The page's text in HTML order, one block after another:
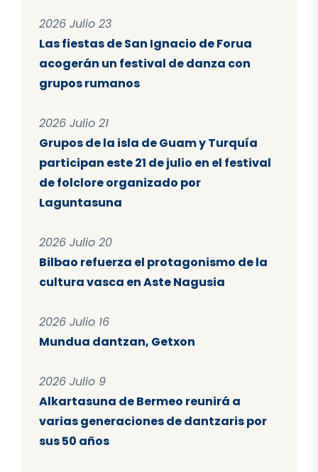
2026 Julio 23
Las fiestas de San Ignacio de Forua
acogerán un festival de danza con
grupos rumanos
2026 Julio 21
Grupos de la isla de Guam y Turquía
participan este 21 de julio en el festival
de folclore organizado por
Laguntasuna
2026 Julio 20
Bilbao refuerza el protagonismo de la
cultura vasca en Aste Nagusia
2026 Julio 16
Mundua dantzan, Getxon
2026 Julio 9
Alkartasuna de Bermeo reunirá a
varias generaciones de dantzaris por
sus 50 años